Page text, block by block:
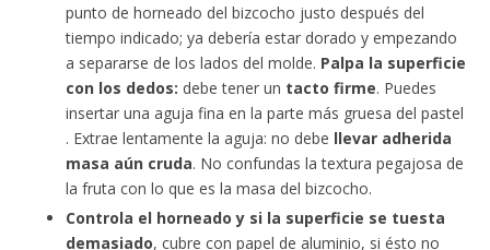
punto de horneado del bizcocho justo después del
tiempo indicado; ya debería estar dorado y empezando
a separarse de los lados del molde. Palpa la superficie
con los dedos: debe tener un tacto firme. Puedes
insertar una aguja fina en la parte más gruesa del pastel
. Extrae lentamente la aguja: no debe llevar adherida
masa aún cruda. No confundas la textura pegajosa de
la fruta con lo que es la masa del bizcocho.
Controla el horneado y si la superficie se tuesta
demasiado, cubre con papel de aluminio, si ésto no